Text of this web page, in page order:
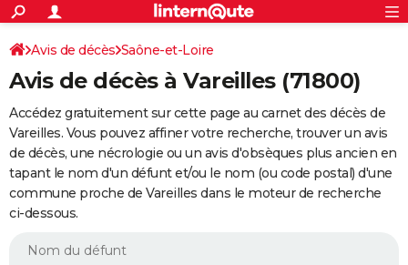
ACTUALITÉS
Politique
Société
Faits Divers
Education
Monde
Villes
+
SPORT
Coupe du monde 2026
Football
Tennis
Cyclisme
Rugby
Forum
Programme TV
TNT
Streaming
Cinéma
Sorties cinéma
Musique
+
FINANCE
Retraite
Epargne
Immobilier
Risques naturels par ville
Assurance
AUTO
Essais
Réserver un essai
Citadines
Berlines
SUV
Forum auto
+HIGH-TECH
BRICOLAGE
S'inscrire
Connexion
Avis de décès Saône-et-Loire
Avis de décès à Vareilles (71800)
Accédez gratuitement sur cette page au carnet des décès de
Vareilles. Vous pouvez affiner votre recherche, trouver un avis
de décès, une nécrologie ou un avis d'obsèques plus ancien en
tapant le nom d'un défunt et/ou le nom (ou code postal) d'une
commune proche de Vareilles dans le moteur de recherche
ci-dessous.